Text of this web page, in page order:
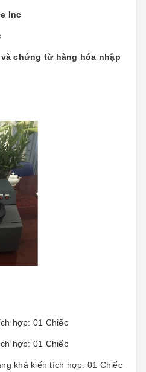
Inc
chứng từ hàng hóa nhập
hợp: 01 Chiếc
hợp: 01 Chiếc
khả kiến tích hợp: 01 Chiếc